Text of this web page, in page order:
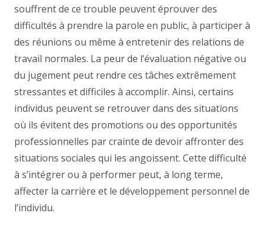
souffrent de ce trouble peuvent éprouver des
difficultés à prendre la parole en public, à participer à
des réunions ou même à entretenir des relations de
travail normales. La peur de l’évaluation négative ou
du jugement peut rendre ces tâches extrêmement
stressantes et difficiles à accomplir. Ainsi, certains
individus peuvent se retrouver dans des situations
où ils évitent des promotions ou des opportunités
professionnelles par crainte de devoir affronter des
situations sociales qui les angoissent. Cette difficulté
à s’intégrer ou à performer peut, à long terme,
affecter la carrière et le développement personnel de
l’individu.